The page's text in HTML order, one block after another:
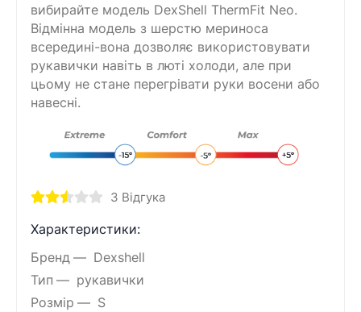
вибирайте модель DexShell ThermFit Neo.
Відмінна модель з шерстю мериноса
всередині-вона дозволяє використовувати
рукавички навіть в люті холоди, але при
цьому не стане перегрівати руки восени або
навесні.
3 Відгука
Характеристики:
Бренд
Dexshell
Тип
рукавички
Розмір
S